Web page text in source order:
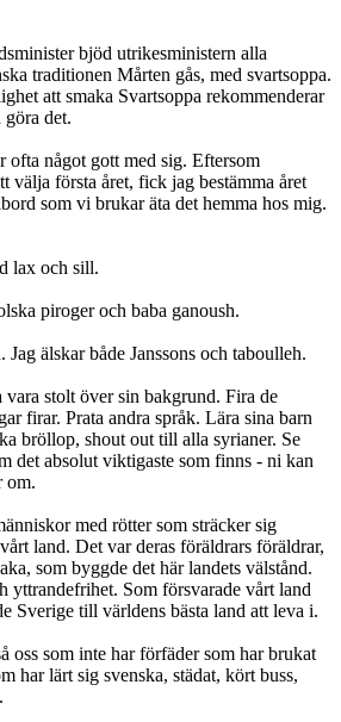
bjöd utrikesministern alla
traditionen Mårten gås, med svartsoppa.
att smaka Svartsoppa rekommenderar
det.
ofta något gott med sig. Eftersom
välja första året, fick jag bestämma året
som vi brukar äta det hemma hos mig.
lax och sill.
piroger och baba ganoush.
älskar både Janssons och taboulleh.
stolt över sin bakgrund. Fira de
firar. Prata andra språk. Lära sina barn
bröllop, shout out till alla syrianer. Se
det absolut viktigaste som finns - ni kan
om.
med rötter som sträcker sig
land. Det var deras föräldrars föräldrar,
som byggde det här landets välstånd.
yttrandefrihet. Som försvarade vårt land
Sverige till världens bästa land att leva i.
oss som inte har förfäder som har brukat
har lärt sig svenska, städat, kört buss,